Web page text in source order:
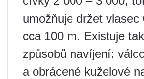
umožňuje držet vlasec
cca 100 m. Existuje
způsobů navíjení:
a obrácené kuželové